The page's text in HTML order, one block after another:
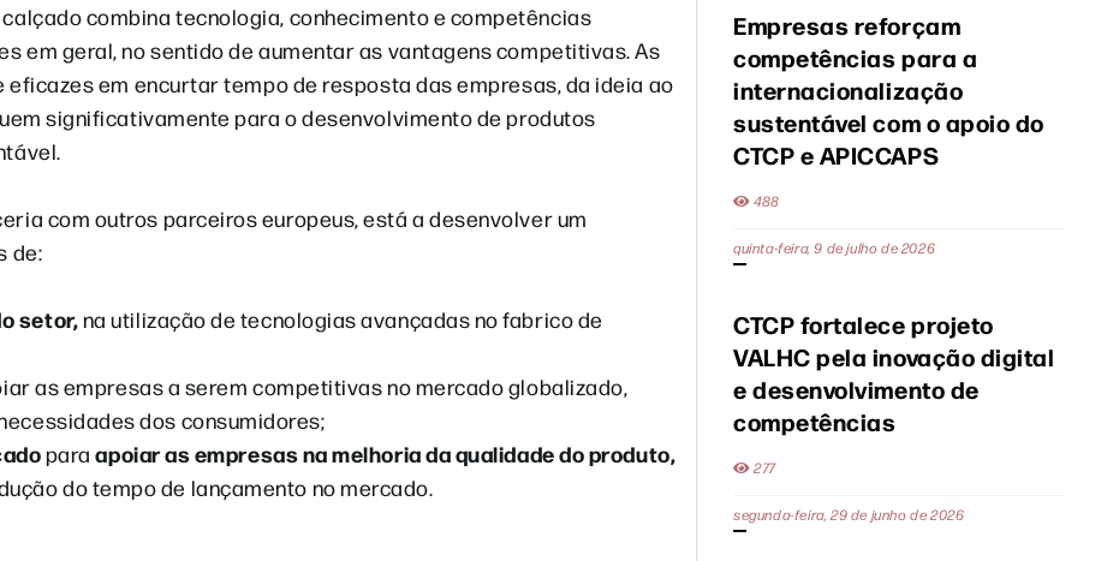
combina tecnologia, conhecimento e competências
em geral, no sentido de aumentar as vantagens competitivas. As
em encurtar tempo de resposta das empresas, da ideia ao
significativamente para o desenvolvimento de produtos
com outros parceiros europeus, está a desenvolver um
de:
setor,na utilização de tecnologias avançadas no fabrico de
as empresas a serem competitivas no mercado globalizado,
dos consumidores;
paraapoiar as empresas na melhoria da qualidade do produto,
do tempo de lançamento no mercado.
Empresas reforçam
competências para a
internacionalização
sustentável com o apoio do
CTCP e APICCAPS
488
quinta-feira, 9 de julho de 2026
CTCP fortalece projeto
VALHC pela inovação digital
e desenvolvimento de
competências
277
segunda-feira, 29 de junho de 2026